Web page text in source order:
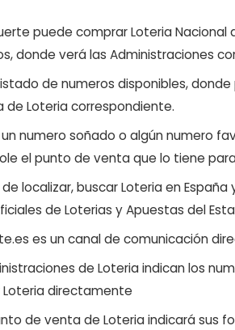
puede comprar Loteria
donde verá las Administraciones
de numeros disponibles,
de Loteria correspondiente.
un numero soñado o algún numero
el punto de venta que lo tiene
localizar, buscar Loteria en
de Loterias y Apuestas del
es un canal de comunicación
de Loteria indican los
directamente
de venta de Loteria indicará sus